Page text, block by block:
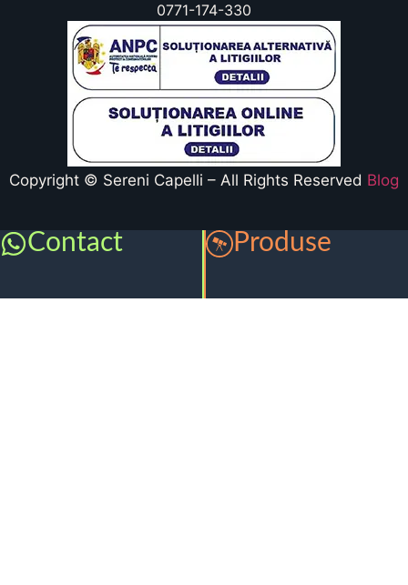
0771-174-330
Copyright © Sereni Capelli – All Rights Reserved Blog
Contact Produse